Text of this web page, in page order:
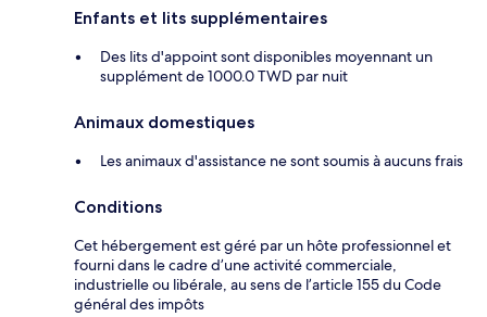
Enfants et lits supplémentaires
Des lits d'appoint sont disponibles moyennant un
supplément de 1000.0 TWD par nuit
Animaux domestiques
Les animaux d'assistance ne sont soumis à aucuns frais
Conditions
Cet hébergement est géré par un hôte professionnel et
fourni dans le cadre d’une activité commerciale,
industrielle ou libérale, au sens de l’article 155 du Code
général des impôts